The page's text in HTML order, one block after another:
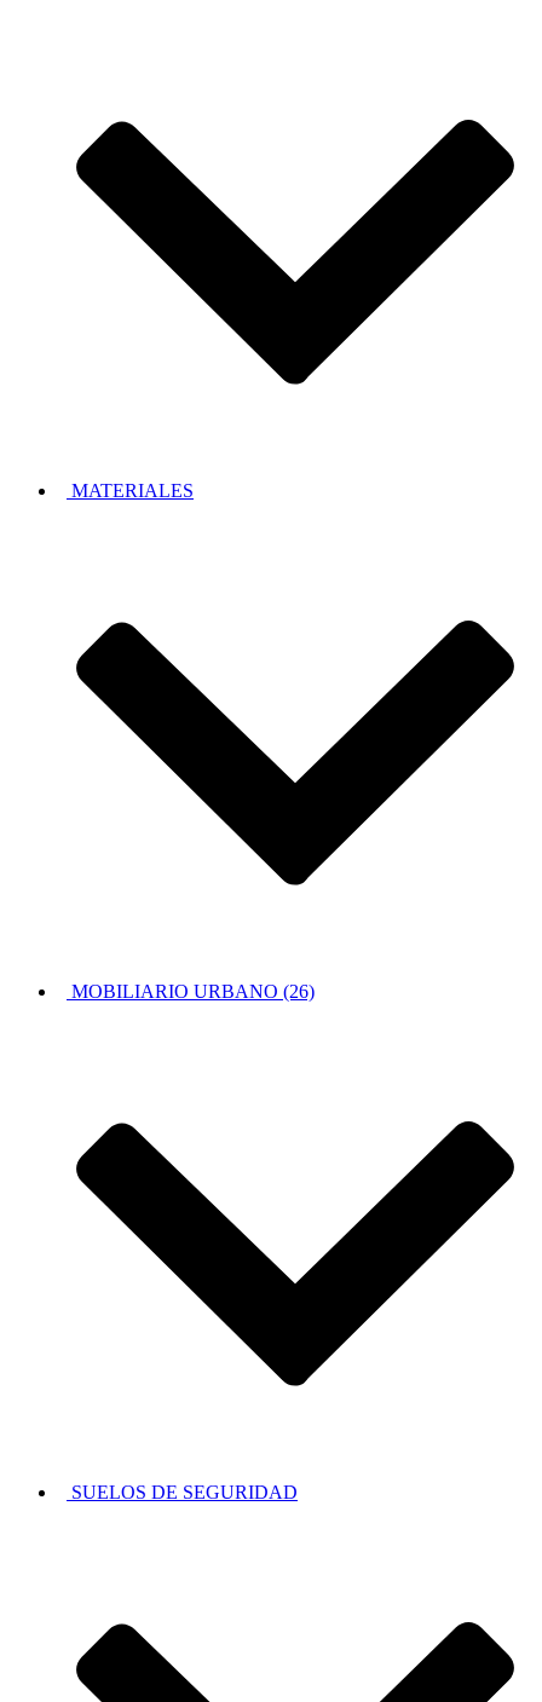
MATERIALES
MOBILIARIO URBANO (26)
SUELOS DE SEGURIDAD